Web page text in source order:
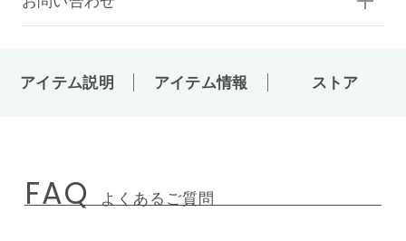
アイテム説明 アイテム情報 ストア
FAQ よくあるご質問